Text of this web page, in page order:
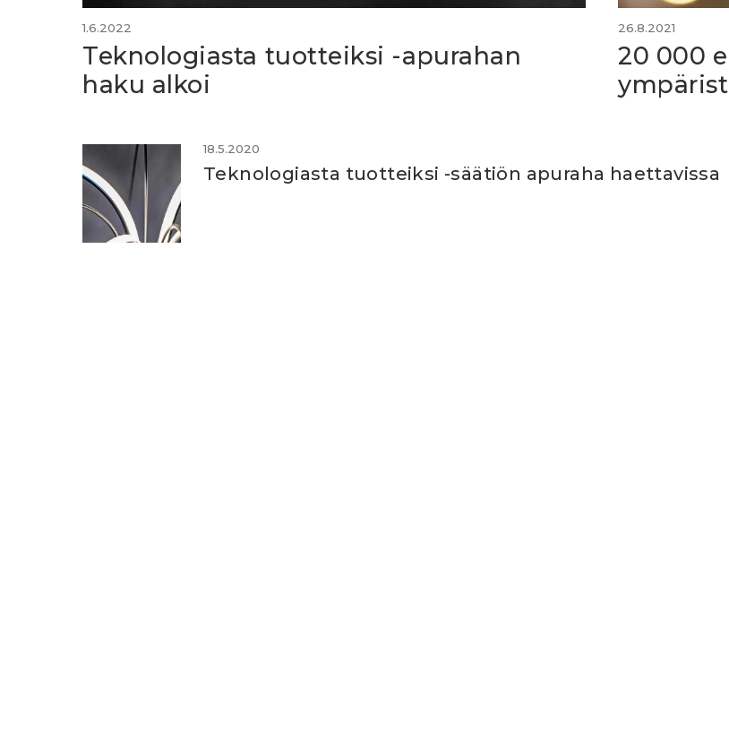
1.6.2022
Teknologiasta tuotteiksi -apurahan
haku alkoi
26.8.2021
20 000
18.5.2020
Teknologiasta tuotteiksi -säätiön apuraha haettavissa